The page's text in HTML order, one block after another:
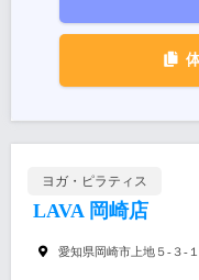
ヨガ・ピラティス
LAVA 岡崎店
愛知県岡崎市上地５-３-１